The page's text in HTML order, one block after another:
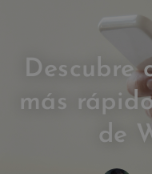
Descubre
más
de